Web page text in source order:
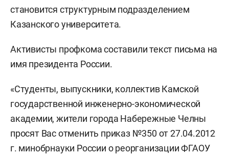
становится структурным подразделением
Казанского университета.
Активисты профкома составили текст письма на
имя президента России.
«Студенты, выпускники, коллектив Камской
государственной инженерно-экономической
академии, жители города Набережные Челны
просят Вас отменить приказ №350 от 27.04.2012
г. минобрнауки России о реорганизации ФГАОУ